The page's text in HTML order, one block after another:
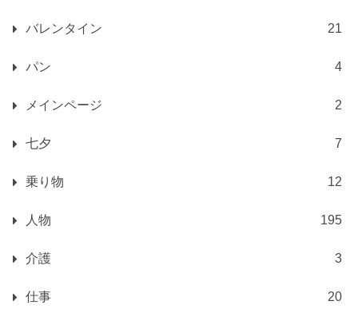
バレンタイン 21
パン 4
メインページ 2
七夕 7
乗り物 12
人物 195
介護 3
仕事 20